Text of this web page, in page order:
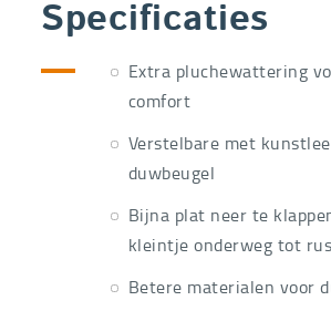
Specificaties
Extra pluchewattering
comfort
Verstelbare met
duwbeugel
Bijna plat neer te
kleintje onderweg tot
Betere materialen voor